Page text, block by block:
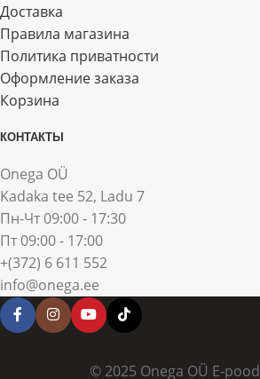
Доставка
Правила магазина
Политика приватности
Оформление заказа
Корзина
КОНТАКТЫ
Onega OÜ
Kadaka tee 52, Ladu 7
Пн-Чт 09:00 - 17:30
Пт 09:00 - 17:00
+(372) 6 611 552
info@onega.ee
© 2025 Onega OÜ E-pood